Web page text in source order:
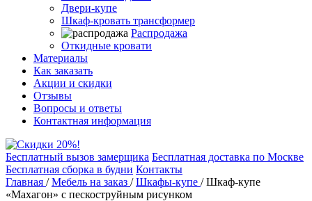
Двери-купе
Шкаф-кровать трансформер
Распродажа
Откидные кровати
Материалы
Как заказать
Акции и скидки
Отзывы
Вопросы и ответы
Контактная информация
Бесплатный вызов замерщика Бесплатная доставка по Москве
Бесплатная сборка в будни Контакты
Главная /Мебель на заказ /Шкафы-купе /Шкаф-купе
«Махагон» с пескоструйным рисунком